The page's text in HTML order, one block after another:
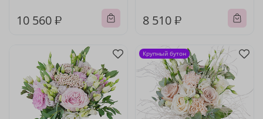
10 560 ₽ 8 510 ₽
Крупный бутон